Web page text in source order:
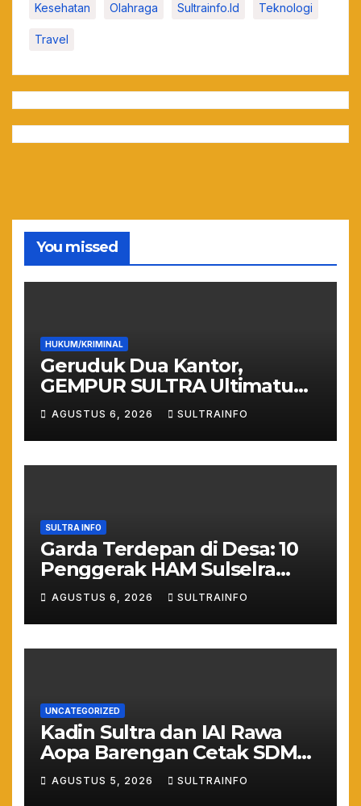
Kesehatan Olahraga Sultrainfo.id Teknologi
Travel
You missed
HUKUM/KRIMINAL
Geruduk Dua Kantor,
GEMPUR SULTRA Ultimatum
Keras: Lahan Puuwatu Siap
Diduduki Jika Tak Ada
Kepastian Hukum
AGUSTUS 6, 2026 SULTRAINFO
SULTRA INFO
Garda Terdepan di Desa: 10
Penggerak HAM Sulselra
Resmi Bertugas Mengawal
Asta Cita Prabowo
AGUSTUS 6, 2026 SULTRAINFO
UNCATEGORIZED
Kadin Sultra dan IAI Rawa
Aopa Barengan Cetak SDM
Siap Kerja dan Wirausaha
Muda
AGUSTUS 5, 2026 SULTRAINFO